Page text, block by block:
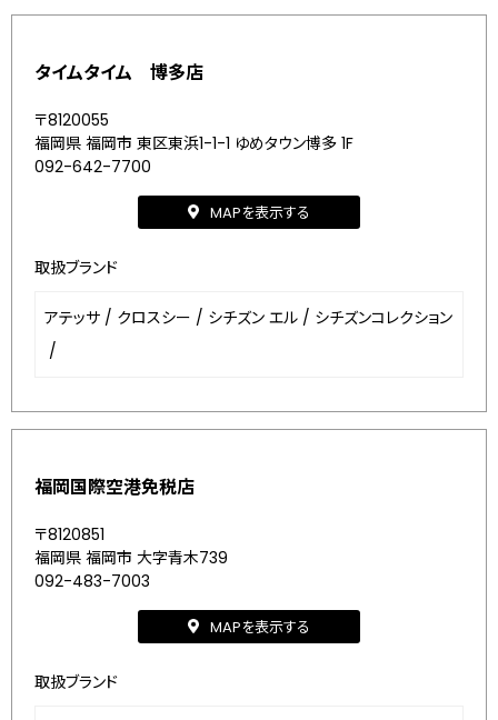
タイムタイム 博多店
〒8120055
福岡県 福岡市 東区東浜1-1-1 ゆめタウン博多 1F
092-642-7700
MAPを表示する
取扱ブランド
アテッサ / クロスシー / シチズン エル / シチズンコレクション
/
福岡国際空港免税店
〒8120851
福岡県 福岡市 大字青木739
092-483-7003
MAPを表示する
取扱ブランド